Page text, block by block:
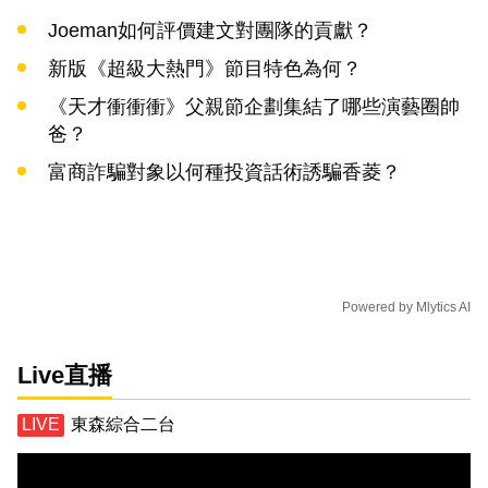
Joeman如何評價建文對團隊的貢獻？
新版《超級大熱門》節目特色為何？
《天才衝衝衝》父親節企劃集結了哪些演藝圈帥
爸？
富商詐騙對象以何種投資話術誘騙香菱？
Powered by Mlytics AI
Live直播
東森綜合二台